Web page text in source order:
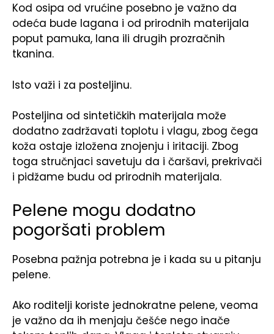
Kod osipa od vrućine posebno je važno da
odeća bude lagana i od prirodnih materijala
poput pamuka, lana ili drugih prozračnih
tkanina.
Isto važi i za posteljinu.
Posteljina od sintetičkih materijala može
dodatno zadržavati toplotu i vlagu, zbog čega
koža ostaje izložena znojenju i iritaciji. Zbog
toga stručnjaci savetuju da i čaršavi, prekrivači
i pidžame budu od prirodnih materijala.
Pelene mogu dodatno
pogoršati problem
Posebna pažnja potrebna je i kada su u pitanju
pelene.
Ako roditelji koriste jednokratne pelene, veoma
je važno da ih menjaju češće nego inače